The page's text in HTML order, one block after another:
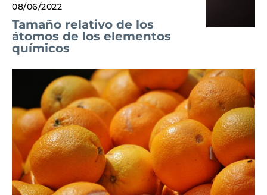
08/06/2022
Tamaño relativo de los
átomos de los elementos
químicos